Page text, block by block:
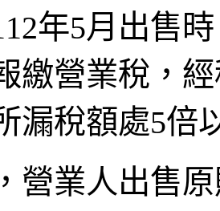
年5月出售
繳營業稅，
漏稅額處5倍
營業人出售